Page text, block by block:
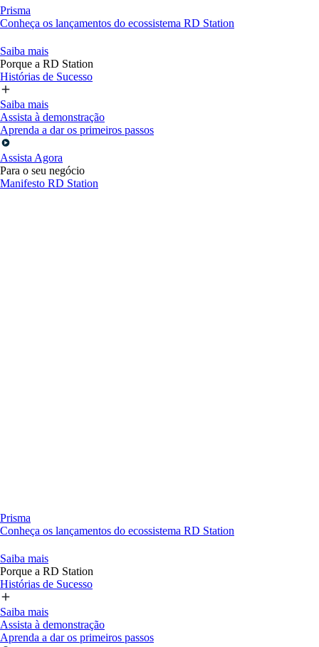
Prisma
Conheça os lançamentos do ecossistema RD Station
Saiba mais
Porque a RD Station
Histórias de Sucesso
Saiba mais
Assista à demonstração
Aprenda a dar os primeiros passos
Assista Agora
Para o seu negócio
Manifesto RD Station
Prisma
Conheça os lançamentos do ecossistema RD Station
Saiba mais
Porque a RD Station
Histórias de Sucesso
Saiba mais
Assista à demonstração
Aprenda a dar os primeiros passos